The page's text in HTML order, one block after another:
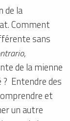
de la
Comment
sans
,
de la mienne
Entendre des
et
un autre